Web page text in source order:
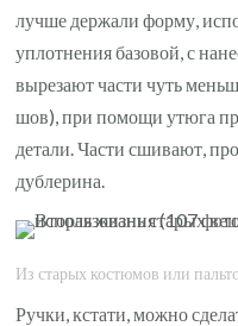
лучше держали форму,
уплотнения базовой, с
вырезают части чуть
шов), при помощи утюга
детали. Части сшивают,
дублерина.
Из старых костюмов или
Ручки, кстати, можно